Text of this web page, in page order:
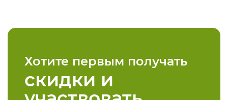
Хотите первым получать
скидки и